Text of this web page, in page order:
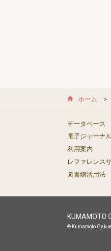
ホーム
データベース
電子ジャーナ
利用案内
レファレンス
図書館活用法
KUMAMOTO
© Kumamoto